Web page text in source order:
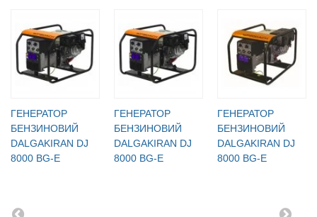
ГЕНЕРАТОР
БЕНЗИНОВИЙ
DALGAKIRAN DJ
8000 BG-E
ГЕНЕРАТОР
БЕНЗИНОВИЙ
DALGAKIRAN DJ
8000 BG-E
ГЕНЕРАТОР
БЕНЗИНОВИЙ
DALGAKIRAN DJ
8000 BG-E